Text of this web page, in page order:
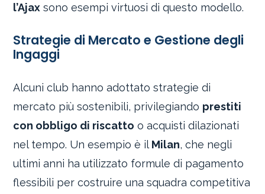
l’Ajax sono esempi virtuosi di questo modello.
Strategie di Mercato e Gestione degli
Ingaggi
Alcuni club hanno adottato strategie di
mercato più sostenibili, privilegiando prestiti
con obbligo di riscatto o acquisti dilazionati
nel tempo. Un esempio è il Milan, che negli
ultimi anni ha utilizzato formule di pagamento
flessibili per costruire una squadra competitiva